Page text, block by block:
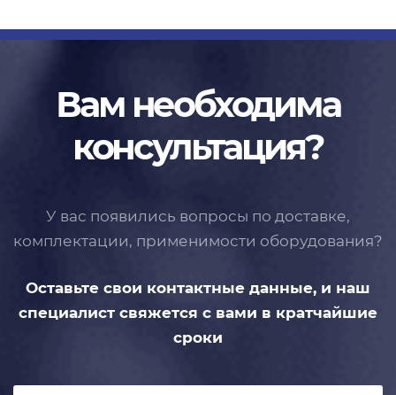
Вам необходима
консультация?
У вас появились вопросы по доставке,
комплектации, применимости оборудования?
Оставьте свои контактные данные, и наш
специалист свяжется с вами в кратчайшие
сроки